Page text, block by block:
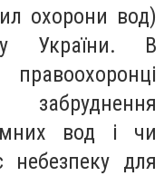
охорони вод)
України. В
вод і чи
небезпеку для